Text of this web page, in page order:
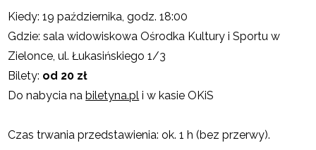
Kiedy: 19 października, godz. 18:00
Gdzie: sala widowiskowa Ośrodka Kultury i Sportu w
Zielonce, ul. Łukasińskiego 1/3
Bilety: od 20 zł
Do nabycia na biletyna.pl i w kasie OKiS
Czas trwania przedstawienia: ok. 1 h (bez przerwy).